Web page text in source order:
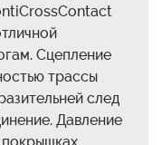
Сцепление
трассы
след
Давление